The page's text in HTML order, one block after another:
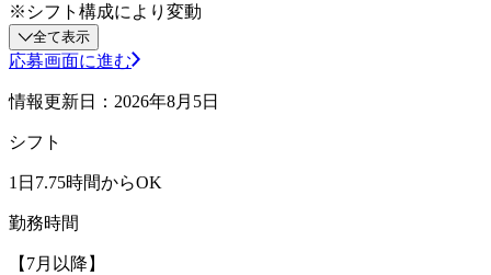
※シフト構成により変動
全て表示
応募画面に進む
情報更新日：2026年8月5日
シフト
1日7.75時間からOK
勤務時間
【7月以降】